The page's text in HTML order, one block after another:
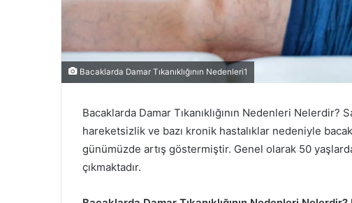
Bacaklarda Damar Tıkanıklığının Nedenleri1
Bacaklarda Damar Tıkanıklığının Nedenleri Nelerdir?
hareketsizlik ve bazı kronik hastalıklar nedeniyle
günümüzde artış göstermiştir. Genel olarak 50
çıkmaktadır.